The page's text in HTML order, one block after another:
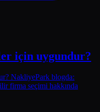
için uygundur?
NakliyePark blogda:
firma seçimi hakkında